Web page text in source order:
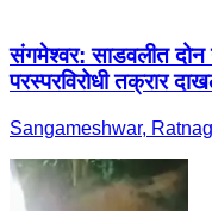
संगमेश्वर: साडवलीत
परस्परविरोधी तक्रार
Sangameshwar,